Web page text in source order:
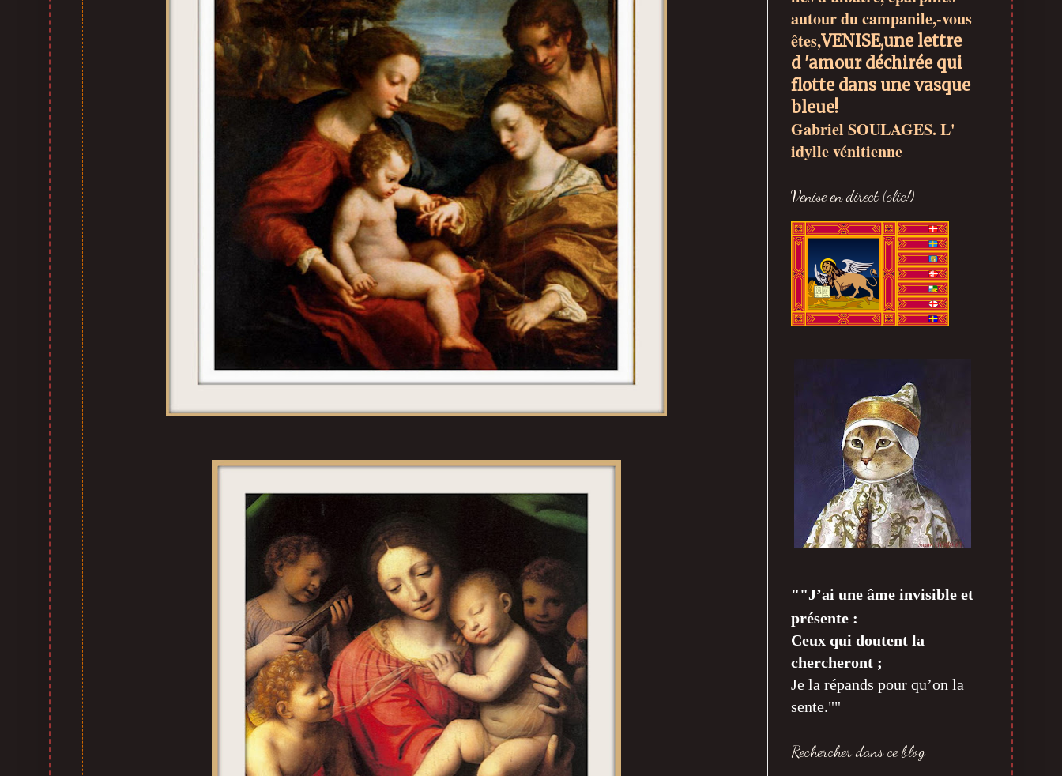
autour du campanile,-vous
êtes,VENISE,une lettre
d 'amour déchirée qui
flotte dans une vasque
bleue!
Gabriel SOULAGES. L'
idylle vénitienne
Venise en direct (clic!)
""J’ai une âme invisible et
présente :
Ceux qui doutent la
chercheront ;
Je la répands pour qu’on la
sente.""
Rechercher dans ce blog